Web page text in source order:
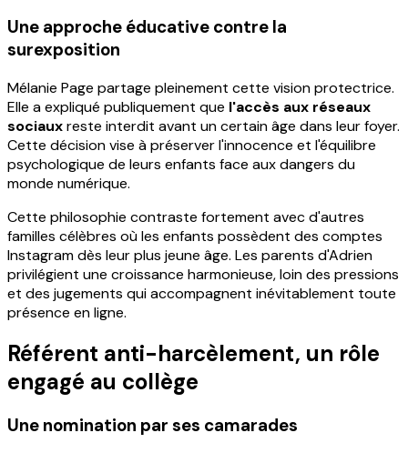
Une approche éducative contre la
surexposition
Mélanie Page partage pleinement cette vision protectrice.
Elle a expliqué publiquement que l'accès aux réseaux
sociauxreste interdit avant un certain âge dans leur foyer.
Cette décision vise à préserver l'innocence et l'équilibre
psychologique de leurs enfants face aux dangers du
monde numérique.
Cette philosophie contraste fortement avec d'autres
familles célèbres où les enfants possèdent des comptes
Instagram dès leur plus jeune âge. Les parents d'Adrien
privilégient une croissance harmonieuse, loin des pressions
et des jugements qui accompagnent inévitablement toute
présence en ligne.
Référent anti-harcèlement, un rôle
engagé au collège
Une nomination par ses camarades